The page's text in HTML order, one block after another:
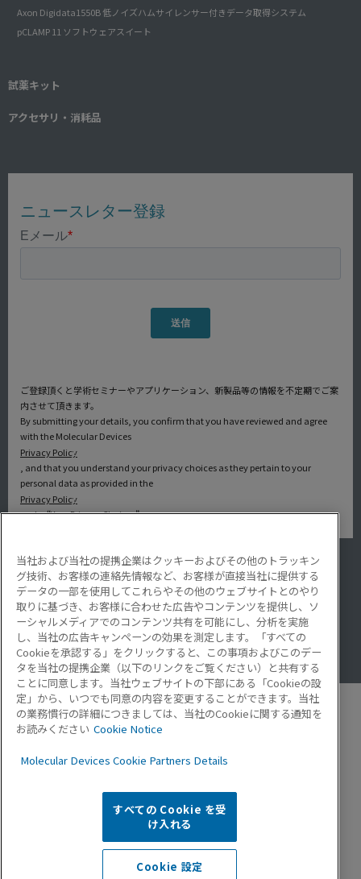
Axon Digidata1550B 低ノイズハムサイレンサー付きデータ取得システム
pCLAMP 11 ソフトウェアスイート
試薬キット
アクセサリ・消耗品
ご登録頂くと学術セミナーやアプリケーション、新製品等の情報を不定期でご案
内させて頂きます。
By submitting your details, you confirm that you have reviewed and agree
with the Molecular Devices
Privacy Policy
, and that you understand your privacy choices as they pertain to your
personal data as provided in the
Privacy Policy
under “Your Privacy Choices”.
アプリケーション
サービス・サポート
導入事例
Lab Note
アプリケーションノート
Resource Hub
Video Gallery
企業情報
当社および当社の提携企業はクッキーおよびその他のトラッキン
グ技術、お客様の連絡先情報など、お客様が直接当社に提供する
データの一部を使用してこれらやその他のウェブサイトとのやり
取りに基づき、お客様に合わせた広告やコンテンツを提供し、ソ
ーシャルメディアでのコンテンツ共有を可能にし、分析を実施
し、当社の広告キャンペーンの効果を測定します。「すべての
Cookieを承認する」をクリックすると、この事項およびこのデー
タを当社の提携企業（以下のリンクをご覧ください）と共有する
ことに同意します。当社ウェブサイトの下部にある「Cookieの設
定」から、いつでも同意の内容を変更することができます。当社
の業務慣行の詳細につきましては、当社のCookieに関する通知を
お読みください Cookie Notice
Molecular Devices Cookie Partners Details
すべての Cookie を受
け入れる
Cookie 設定